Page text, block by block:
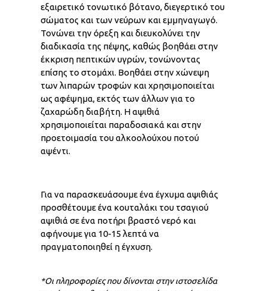
εξαιρετικό τονωτικό βότανο, διεγερτικό του
σώματος και των νεύρων και εμμηναγωγό.
Τονώνει την όρεξη και διευκολύνει την
διαδικασία της πέψης, καθώς βοηθάει στην
έκκριση πεπτικών υγρών, τονώνοντας
επίσης το στομάχι. Βοηθάει στην χώνεψη
των λιπαρών τροφών και χρησιμοποιείται
ως αφέψημα, εκτός των άλλων για το
ζαχαρώδη διαβήτη. Η αψιθιά
χρησιμοποιείται παραδοσιακά και στην
προετοιμασία του αλκοολούχου ποτού
αψέντι.
Για να παρασκευάσουμε ένα έγχυμα αψιθιάς
προσθέτουμε ένα κουταλάκι του τσαγιού
αψιθιά σε ένα ποτήρι βραστό νερό και
αφήνουμε για 10-15 λεπτά να
πραγματοποιηθεί η έγχυση.
*Οι πληροφορίες που δίνονται στην ιστοσελίδα